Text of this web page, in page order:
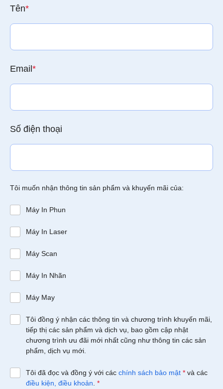
Tên*
Email *
Số điện thoại
Tôi muốn nhận thông tin sản phẩm và khuyến mãi của:
Máy In Phun
Máy In Laser
Máy Scan
Máy In Nhãn
Máy May
Tôi đồng ý nhận các thông tin và chương trình khuyến mãi,
tiếp thị các sản phẩm và dịch vụ, bao gồm cập nhật
chương trình ưu đãi mới nhất cũng như thông tin các sản
phẩm, dịch vụ mới.
Tôi đã đọc và đồng ý với các chính sách bảo mật * và các
điều kiện, điều khoản. *